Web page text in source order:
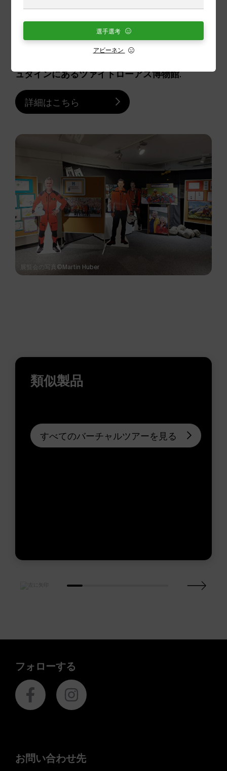
バーチャルツアーで、次の訪問のための食欲を
ュタインにあるツァイトローアス博物館.
詳細はこちら
展覧会の写真©Martin Huber
類似製品
すべてのバーチャルツアーを見る
フォローする
お問い合わせ先
アビーネン
選手選考